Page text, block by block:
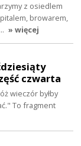
z osiedlem
browarem,
» więcej
czwarta
wieczór byłby
To fragment